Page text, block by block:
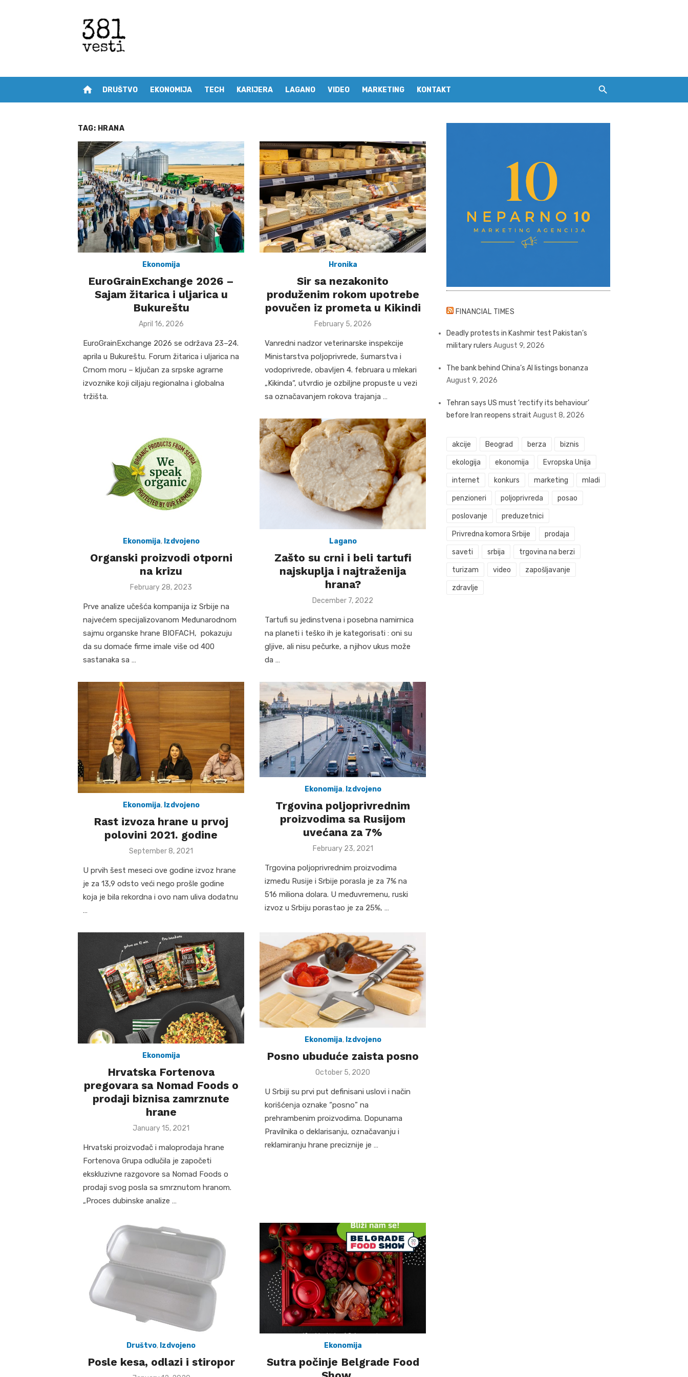
home DRUŠTVO EKONOMIJA TECH KARIJERA LAGANO VIDEO MARKETING KONTAKT
TAG: HRANA
Ekonomija
EuroGrainExchange 2026 –
Sajam žitarica i uljarica u
Bukureštu
Posted
April 16, 2026
EuroGrainExchange 2026 se održava 23–24.
aprila u Bukureštu. Forum žitarica i uljarica na
Crnom moru – ključan za srpske agrarne
izvoznike koji ciljaju regionalna i globalna
tržišta.
Hronika
Sir sa nezakonito
produženim rokom upotrebe
povučen iz prometa u Kikindi
Posted
February 5, 2026
Vanredni nadzor veterinarske inspekcije
Ministarstva poljoprivrede, šumarstva i
vodoprivrede, obavljen 4. februara u mlekari
„Kikinda“, utvrdio je ozbiljne propuste u vezi
sa označavanjem rokova trajanja …
Ekonomija, Izdvojeno
Organski proizvodi otporni
na krizu
Posted
February 28, 2023
Prve analize učešća kompanija iz Srbije na
najvećem specijalizovanom Međunarodnom
sajmu organske hrane BIOFACH, pokazuju
da su domaće firme imale više od 400
sastanaka sa …
Lagano
Zašto su crni i beli tartufi
najskuplja i najtraženija
hrana?
Posted
December 7, 2022
Tartufi su jedinstvena i posebna namirnica
na planeti i teško ih je kategorisati : oni su
gljive, ali nisu pečurke, a njihov ukus može
da …
Ekonomija, Izdvojeno
Rast izvoza hrane u prvoj
polovini 2021. godine
Posted
September 8, 2021
U prvih šest meseci ove godine izvoz hrane
je za 13,9 odsto veći nego prošle godine
koja je bila rekordna i ovo nam uliva dodatnu
…
Ekonomija, Izdvojeno
Trgovina poljoprivrednim
proizvodima sa Rusijom
uvećana za 7%
Posted
February 23, 2021
Trgovina poljoprivrednim proizvodima
između Rusije i Srbije porasla je za 7% na
516 miliona dolara. U međuvremenu, ruski
izvoz u Srbiju porastao je za 25%, …
Ekonomija
Hrvatska Fortenova
pregovara sa Nomad Foods o
prodaji biznisa zamrznute
hrane
Posted
January 15, 2021
Hrvatski proizvođač i maloprodaja hrane
Fortenova Grupa odlučila je započeti
ekskluzivne razgovore sa Nomad Foods o
prodaji svog posla sa smrznutom hranom.
„Proces dubinske analize …
Ekonomija, Izdvojeno
Posno ubuduće zaista posno
Posted
October 5, 2020
U Srbiji su prvi put definisani uslovi i način
korišćenja oznake “posno” na
prehrambenim proizvodima. Dopunama
Pravilnika o deklarisanju, označavanju i
reklamiranju hrane preciznije je …
Društvo, Izdvojeno
Posle kesa, odlazi i stiropor
Ekonomija
Sutra počinje Belgrade Food
FINANCIAL TIMES
Deadly protests in Kashmir test Pakistan’s
military rulers August 9, 2026
The bank behind China’s AI listings bonanza
August 9, 2026
Tehran says US must ‘rectify its behaviour’
before Iran reopens strait August 8, 2026
akcije Beograd berza biznis
ekologija ekonomija Evropska Unija
internet konkurs marketing mladi
penzioneri poljoprivreda posao
poslovanje preduzetnici
Privredna komora Srbije prodaja
saveti srbija trgovina na berzi
turizam video zapošljavanje
zdravlje